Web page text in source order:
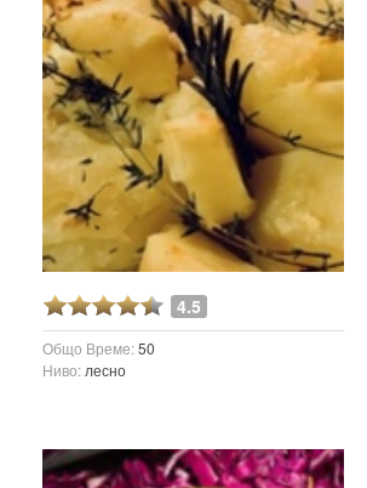
4.5
Общо Време:50
Ниво:лесно